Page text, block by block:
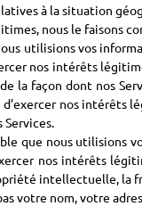
à la situation
nous le faisons
utilisions vos
nos intérêts
la façon dont nos
nos intérêts
que nous
nos intérêts
intellectuelle, la
votre nom, votre